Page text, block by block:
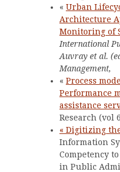
« Urban
Architecture
Monitoring of
International
Auvray et al.
Management,
« Process
Performance
assistance
Research (vol
« Digitizing
Information
Competency
in Public